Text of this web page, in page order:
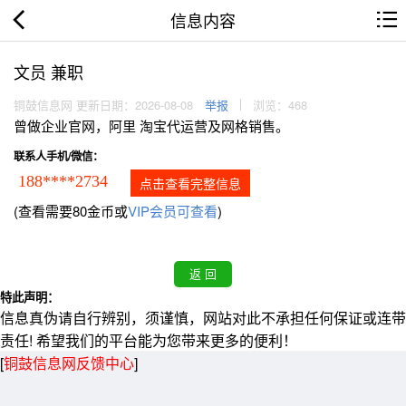
信息内容
文员 兼职
铜鼓信息网 更新日期：2026-08-08 举报 浏览：468
曾做企业官网，阿里 淘宝代运营及网格销售。
联系人手机/微信：
188****2734 点击查看完整信息
(查看需要80金币或VIP会员可查看)
特此声明：
信息真伪请自行辨别，须谨慎，网站对此不承担任何保证或连带
责任! 希望我们的平台能为您带来更多的便利！
[铜鼓信息网反馈中心]